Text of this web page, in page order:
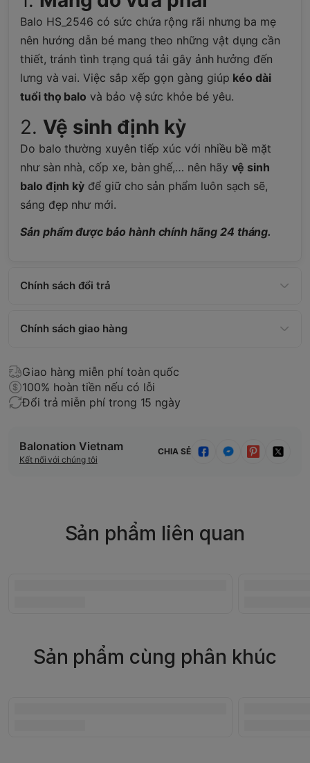
Balo HS_2546 có sức chứa rộng rãi nhưng ba mẹ
nên hướng dẫn bé mang theo những vật dụng cần
thiết, tránh tình trạng quá tải gây ảnh hưởng đến
lưng và vai. Việc sắp xếp gọn gàng giúp kéo dài
tuổi thọ balo và bảo vệ sức khỏe bé yêu.
2. Vệ sinh định kỳ
Do balo thường xuyên tiếp xúc với nhiều bề mặt
như sàn nhà, cốp xe, bàn ghế,… nên hãy vệ sinh
balo định kỳ để giữ cho sản phẩm luôn sạch sẽ,
sáng đẹp như mới.
Sản phẩm được bảo hành chính hãng 24 tháng.
Chính sách đổi trả
Chính sách giao hàng
Giao hàng miễn phí toàn quốc
100% hoàn tiền nếu có lỗi
Đổi trả miễn phí trong 15 ngày
Balonation Vietnam
Kết nối với chúng tôi
CHIA SẺ
Sản phẩm liên quan
Sản phẩm cùng phân khúc